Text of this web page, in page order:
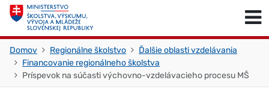
Skočiť na obsah
Domov Regionálne školstvo
Ďalšie oblasti vzdelávania
Financovanie regionálneho školstva
Príspevok na súčasti výchovno-vzdelávacieho procesu MŠ
Skočiť na začiatok stránky